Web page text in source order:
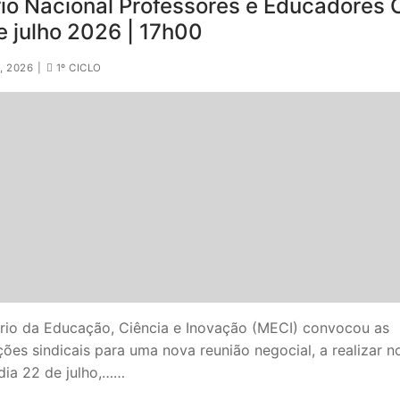
CONTRATADOS
Nacional Professores e Educadores
julho 2026 | 17h00
2026 1º CICLO
da Educação, Ciência e Inovação (MECI) convocou as
sindicais para uma nova reunião negocial, a realizar
22 de julho,……